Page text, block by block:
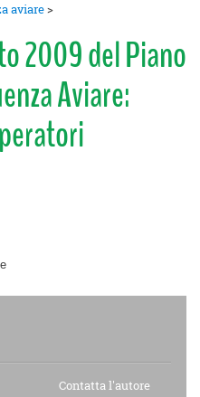
aviare>
2009 del Piano
Aviare:
Contatta l'autore